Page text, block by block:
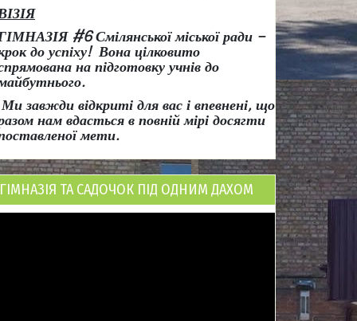
#6 Смілянської міської ради –
до успіху! Вона цілковито
на підготовку учнів до
Ми завжди відкриті для вас і впевнені, що
нам вдасться в повній мірі досягти
мети.
ГІМНАЗІЯ ТА САДОЧОК ПІД ОДНИМ ДАХОМ